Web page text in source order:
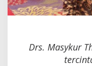
Drs. Masykur